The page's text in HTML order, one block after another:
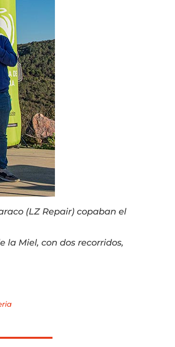
(LZ Repair) copaban el
Miel, con dos recorridos,